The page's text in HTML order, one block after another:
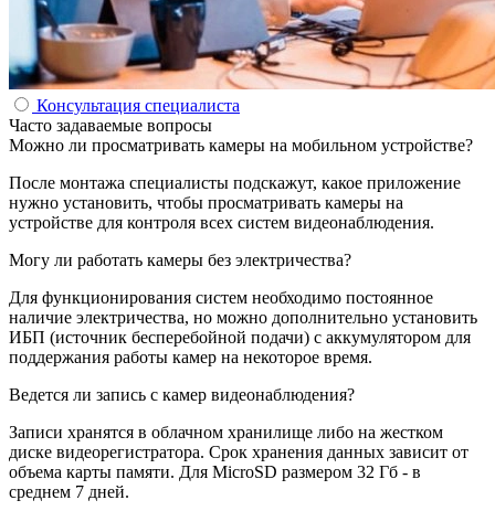
Консультация специалиста
Часто задаваемые вопросы
Можно ли просматривать камеры на мобильном устройстве?
После монтажа специалисты подскажут, какое приложение
нужно установить, чтобы просматривать камеры на
устройстве для контроля всех систем видеонаблюдения.
Могу ли работать камеры без электричества?
Для функционирования систем необходимо постоянное
наличие электричества, но можно дополнительно установить
ИБП (источник бесперебойной подачи) с аккумулятором для
поддержания работы камер на некоторое время.
Ведется ли запись с камер видеонаблюдения?
Записи хранятся в облачном хранилище либо на жестком
диске видеорегистратора. Срок хранения данных зависит от
объема карты памяти. Для MicroSD размером 32 Гб - в
среднем 7 дней.